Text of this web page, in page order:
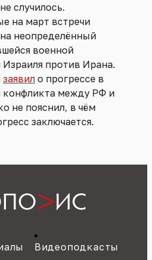
случилось.
на март встречи
неопределённый
военной
против Ирана.
заявил о прогрессе в
конфликта между РФ и
не пояснил, в чём
заключается.
Видеоподкасты